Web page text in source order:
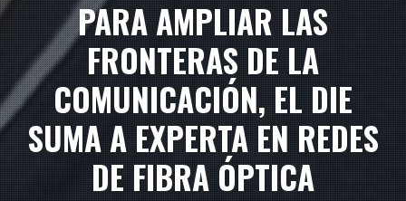
PARA AMPLIAR LAS
FRONTERAS DE LA
COMUNICACIÓN, EL DIE
SUMA A EXPERTA EN REDES
DE FIBRA ÓPTICA